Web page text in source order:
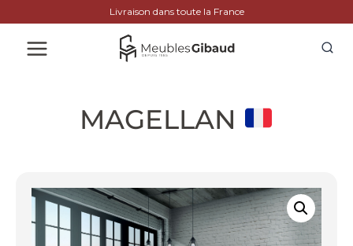
Livraison dans toute la France
MAGELLAN